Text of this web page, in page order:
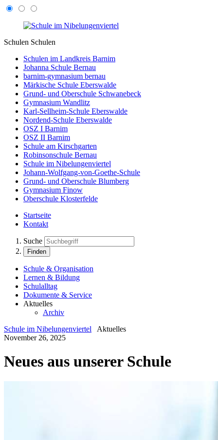
Schulen Schulen
Schulen im Landkreis Barnim
Johanna Schule Bernau
barnim-gymnasium bernau
Märkische Schule Eberswalde
Grund- und Oberschule Schwanebeck
Gymnasium Wandlitz
Karl-Sellheim-Schule Eberswalde
Nordend-Schule Eberswalde
OSZ I Barnim
OSZ II Barnim
Schule am Kirschgarten
Robinsonschule Bernau
Schule im Nibelungenviertel
Johann-Wolfgang-von-Goethe-Schule
Grund- und Oberschule Blumberg
Gymnasium Finow
Oberschule Klosterfelde
Startseite
Kontakt
Suche
Finden
Schule & Organisation
Lernen & Bildung
Schulalltag
Dokumente & Service
Aktuelles
Archiv
Schule im Nibelungenviertel
Aktuelles
November 26, 2025
Neues aus unserer Schule